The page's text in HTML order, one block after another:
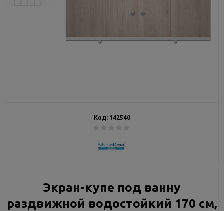
Код: 142540
Экран-купе под ванну
раздвижной водостойкий 170 см,